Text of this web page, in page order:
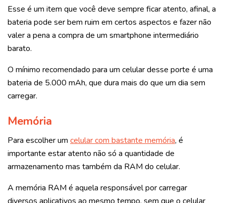
Esse é um item que você deve sempre ficar atento, afinal, a
bateria pode ser bem ruim em certos aspectos e fazer não
valer a pena a compra de um smartphone intermediário
barato.
O mínimo recomendado para um celular desse porte é uma
bateria de 5.000 mAh, que dura mais do que um dia sem
carregar.
Memória
Para escolher um celular com bastante memória, é
importante estar atento não só a quantidade de
armazenamento mas também da RAM do celular.
A memória RAM é aquela responsável por carregar